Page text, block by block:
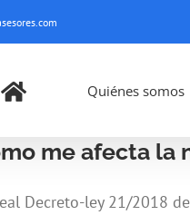
Quiénes somos
me afecta la
Decreto-ley 21/2018